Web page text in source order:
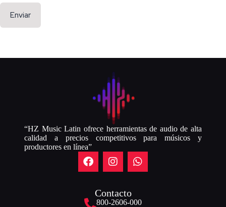
Enviar
“HZ Music Latin ofrece herramientas de audio de alta
calidad a precios competitivos para músicos y
productores en línea”
Contacto
800-2606-000